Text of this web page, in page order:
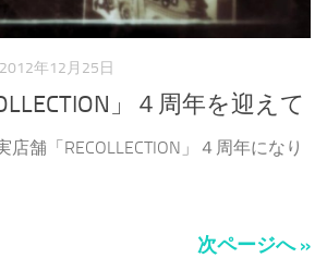
2012年12月25日
」４周年を迎えて
舗「RECOLLECTION」４周年になり
次ページへ »